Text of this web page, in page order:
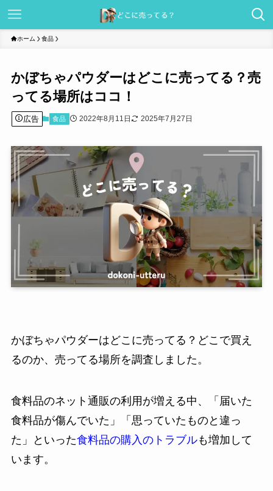
ホーム 食品
かぼちゃパウダーはどこに売ってる？売
ってる場所はココ！
広告 食品 2022年8月11日 2025年7月27日
かぼちゃパウダーはどこに売ってる？どこで買え
るのか、売ってる場所を調査しました。
食料品のネット通販の利用が増える中、「届いた
食料品が傷んでいた」「思っていたものと違っ
た」といった食料品の購入のトラブルも増加して
います。